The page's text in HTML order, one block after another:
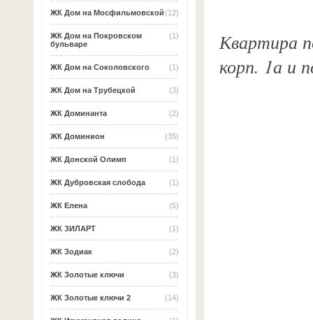
(12)
ЖК Дом на Мосфильмовской
(1)
ЖК Дом на Покровском
бульваре
(1)
ЖК Дом на Соколовского
(3)
ЖК Дом на Трубецкой
(2)
ЖК Доминанта
(35)
ЖК Доминион
(1)
ЖК Донской Олимп
(1)
ЖК Дубровская слобода
(5)
ЖК Елена
(1)
ЖК ЗИЛАРТ
(2)
ЖК Зодиак
(3)
ЖК Золотые ключи
(14)
ЖК Золотые ключи 2
Квартира
корп. 1а и